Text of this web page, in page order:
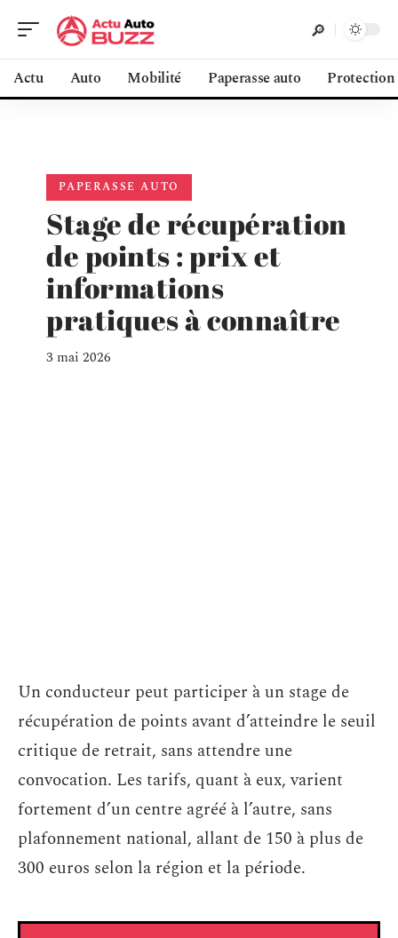
Actu Auto Mobilité Paperasse auto Protection
PAPERASSE AUTO
Stage de récupération
de points : prix et
informations
pratiques à connaître
3 mai 2026
Un conducteur peut participer à un stage de
récupération de points avant d’atteindre le seuil
critique de retrait, sans attendre une
convocation. Les tarifs, quant à eux, varient
fortement d’un centre agréé à l’autre, sans
plafonnement national, allant de 150 à plus de
300 euros selon la région et la période.